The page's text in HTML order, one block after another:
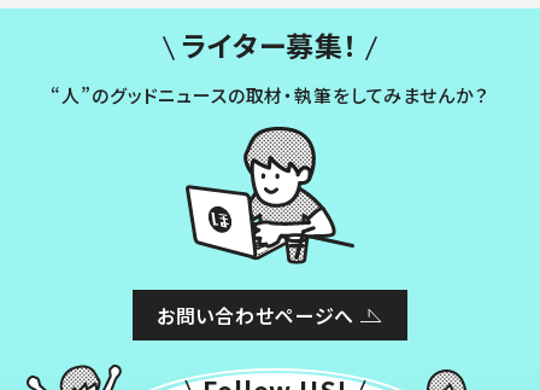
ライター募集！
“人”のグッドニュースの取材・執筆をしてみませんか？
お問い合わせページへ